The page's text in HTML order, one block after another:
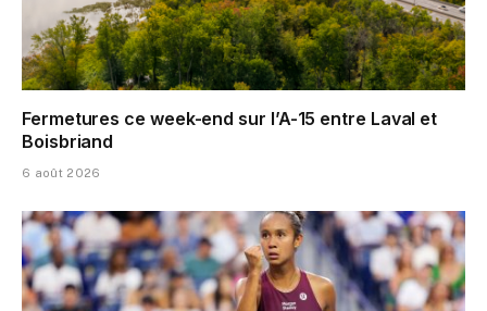
Fermetures ce week-end sur l’A-15 entre Laval et
Boisbriand
6 août 2026